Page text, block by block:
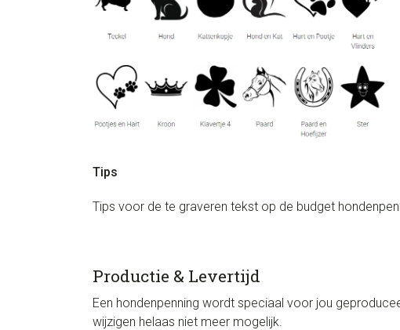
Tips
Tips voor de te graveren tekst op de budget
Productie & Levertijd
Een hondenpenning wordt speciaal voor jou
wijzigen helaas niet meer mogelijk.